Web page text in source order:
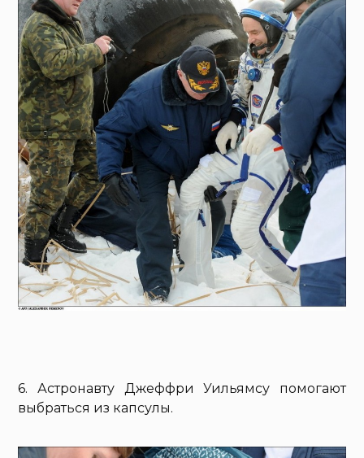
6. Астронавту Джеффри Уильямсу помогают
выбраться из капсулы.